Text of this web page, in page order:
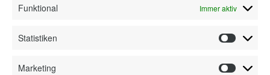
Funktional Immer aktiv
Statistiken
Marketing